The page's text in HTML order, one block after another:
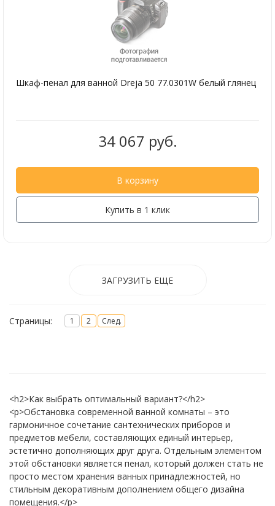
Шкаф-пенал для ванной Dreja 50 77.0301W белый глянец
34 067 руб.
В корзину
Купить в 1 клик
ЗАГРУЗИТЬ ЕЩЕ
Страницы: 1 2 След.
<h2>Как выбрать оптимальный вариант?</h2>
<p>Обстановка современной ванной комнаты – это
гармоничное сочетание сантехнических приборов и
предметов мебели, составляющих единый интерьер,
эстетично дополняющих друг друга. Отдельным элементом
этой обстановки является пенал, который должен стать не
просто местом хранения ванных принадлежностей, но
стильным декоративным дополнением общего дизайна
помещения.</p>